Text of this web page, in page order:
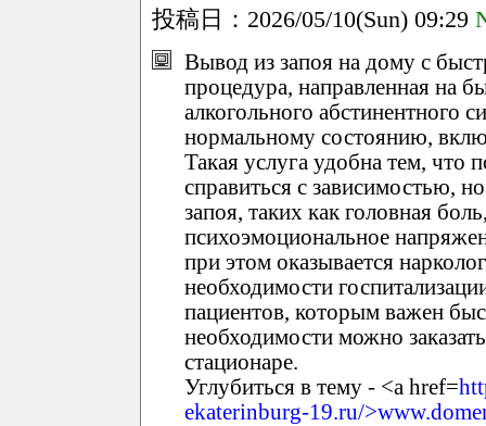
投稿日：2026/05/10(Sun) 09:29
Вывод из запоя на дому с
процедура, направленная на
алкогольного абстинентного
нормальному состоянию,
Такая услуга удобна тем, что
справиться с зависимостью,
запоя, таких как головная
психоэмоциональное
при этом оказывается
необходимости
пациентов, которым важен
необходимости можно
стационаре.
Углубиться в тему - <a href=
ekaterinburg-19.ru/